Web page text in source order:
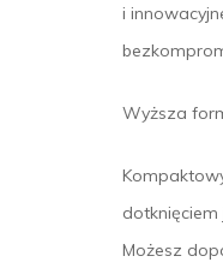
i
Wyższa
Możesz